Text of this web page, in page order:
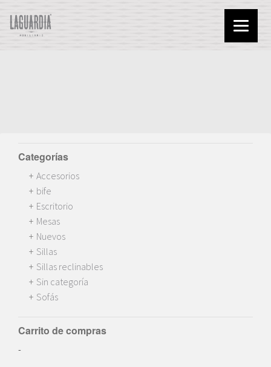
Categorías
Accesorios
bife
Escritorio
Mesas
Nuevos
Sillas
Sillas reclinables
Sin categoría
Sofás
Carrito de compras
-